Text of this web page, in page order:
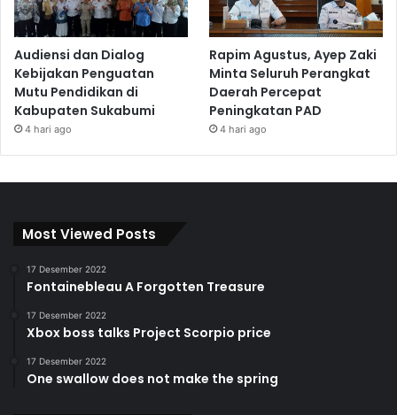
Audiensi dan Dialog
Kebijakan Penguatan
Mutu Pendidikan di
Kabupaten Sukabumi
4 hari ago
Rapim Agustus, Ayep Zaki
Minta Seluruh Perangkat
Daerah Percepat
Peningkatan PAD
4 hari ago
Most Viewed Posts
17 Desember 2022
Fontainebleau A Forgotten Treasure
17 Desember 2022
Xbox boss talks Project Scorpio price
17 Desember 2022
One swallow does not make the spring